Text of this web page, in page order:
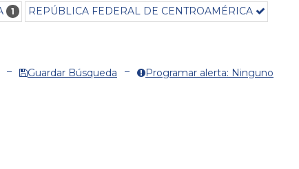
1 REPÚBLICA FEDERAL DE CENTROAMÉRICA
Guardar Búsqueda Programar alerta: Ninguno